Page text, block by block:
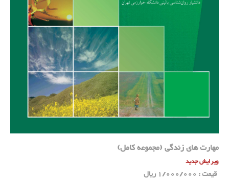
مهارت های زندگی (مجموعه کامل)
ویرایش جدید
قیمت : 1/000/000 ریال